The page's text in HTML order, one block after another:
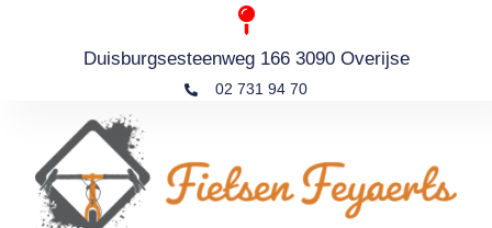
Duisburgsesteenweg 166 3090 Overijse
02 731 94 70